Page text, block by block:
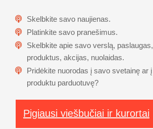
Skelbkite savo naujienas.
Platinkite savo pranešimus.
Skelbkite apie savo verslą, paslaugas,
produktus, akcijas, nuolaidas.
Pridėkite nuorodas į savo svetainę ar į
produktu parduotuvę?
Pigiausi viešbučiai ir kurortai